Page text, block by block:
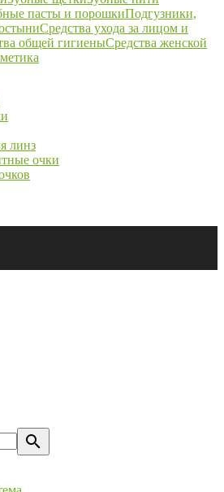
пасты и порошкиПодгузники,
Средства ухода за лицом и
общей гигиеныСредства женской
линз
очки